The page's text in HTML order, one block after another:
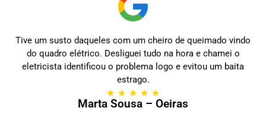
Tive um susto daqueles com um cheiro de queimado vindo
do quadro elétrico. Desliguei tudo na hora e chamei o
eletricista identificou o problema logo e evitou um baita
estrago.
★ ★ ★ ★ ★
Marta Sousa – Oeiras